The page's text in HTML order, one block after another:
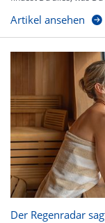
Artikel ansehen
Der Regenradar